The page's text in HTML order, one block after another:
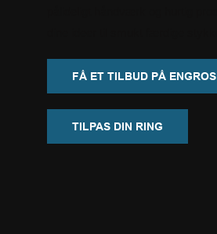
FÅ ET TILBUD PÅ
TILPAS DIN RING